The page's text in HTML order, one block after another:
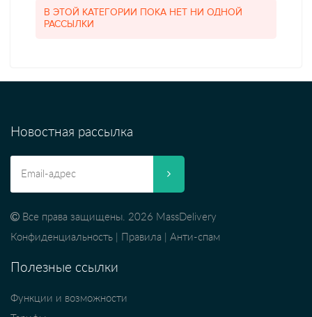
В ЭТОЙ КАТЕГОРИИ ПОКА НЕТ НИ ОДНОЙ
РАССЫЛКИ
Новостная рассылка
Все права защищены. 2026 MassDelivery
Конфиденциальность
Правила Анти-спам
Полезные ссылки
Функции и возможности